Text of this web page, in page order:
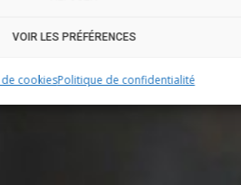
VOIR LES PRÉFÉRENCES
cookiesPolitique de confidentialité